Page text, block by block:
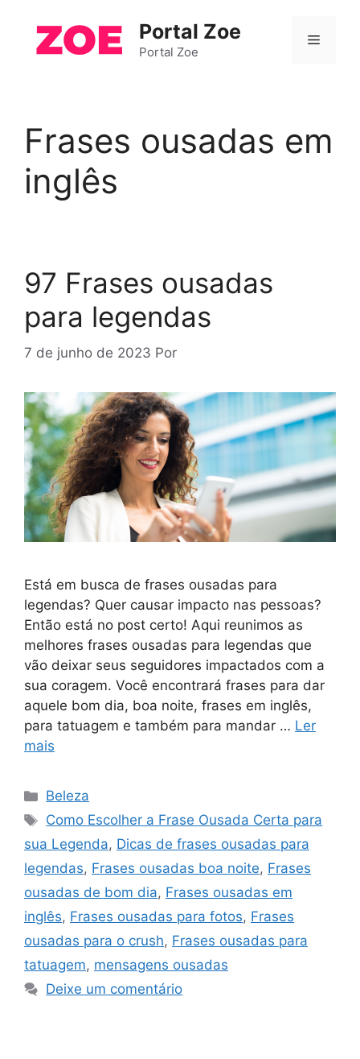
Portal Zoe
Portal Zoe
Menu
Frases ousadas em
inglês
97 Frases ousadas
para legendas
7 de junho de 2023 Por
Está em busca de frases ousadas para
legendas? Quer causar impacto nas pessoas?
Então está no post certo! Aqui reunimos as
melhores frases ousadas para legendas que
vão deixar seus seguidores impactados com a
sua coragem. Você encontrará frases para dar
aquele bom dia, boa noite, frases em inglês,
para tatuagem e também para mandar … Ler
mais
Categorias
Beleza
Tags
Como Escolher a Frase Ousada Certa para
sua Legenda, Dicas de frases ousadas para
legendas, Frases ousadas boa noite, Frases
ousadas de bom dia, Frases ousadas em
inglês, Frases ousadas para fotos, Frases
ousadas para o crush, Frases ousadas para
tatuagem, mensagens ousadas
Deixe um comentário